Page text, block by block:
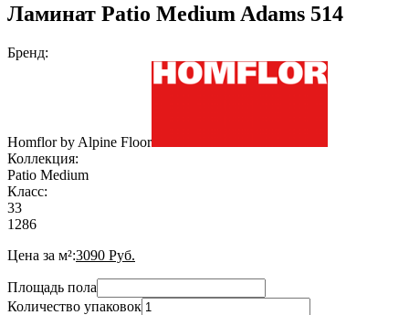
Ламинат Patio Medium Adams 514
Бренд:
Homflor by Alpine Floor
Коллекция:
Patio Medium
Класс:
33
1286
Цена за м²:3090 Руб.
Площадь пола
Количество упаковок